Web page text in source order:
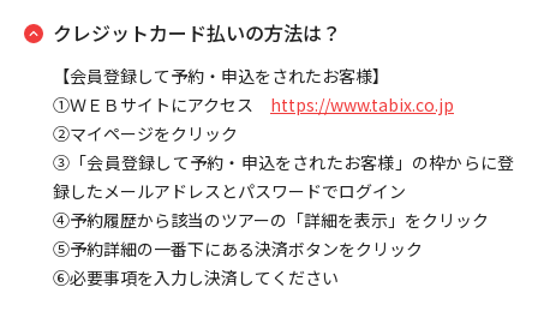
クレジットカード払いの方法は？
【会員登録して予約・申込をされたお客様】
①ＷＥＢサイトにアクセス https://www.tabix.co.jp
②マイページをクリック
③「会員登録して予約・申込をされたお客様」の枠からに登
録したメールアドレスとパスワードでログイン
④予約履歴から該当のツアーの「詳細を表示」をクリック
⑤予約詳細の一番下にある決済ボタンをクリック
⑥必要事項を入力し決済してください